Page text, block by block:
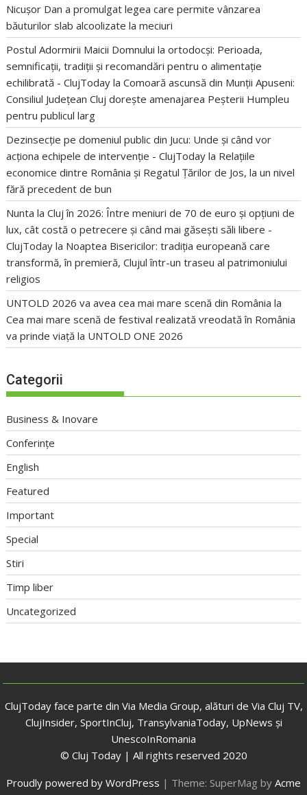
Nicușor Dan a promulgat legea care permite vânzarea
băuturilor slab alcoolizate la meciuri
Postul Adormirii Maicii Domnului la ortodocși: Perioada,
semnificații, tradiții și recomandări pentru o alimentație
echilibrată - ClujToday laComoară ascunsă din Munții Apuseni:
Consiliul Județean Cluj dorește amenajarea Peșterii Humpleu
pentru publicul larg
Dezinsecție pe domeniul public din Jucu: Unde și când vor
acționa echipele de intervenție - ClujToday la Relațiile
economice dintre România și Regatul Țărilor de Jos, la un nivel
fără precedent de bun
Nunta la Cluj în 2026: Între meniuri de 70 de euro și opțiuni de
lux, cât costă o petrecere și când mai găsești săli libere -
ClujToday la Noaptea Bisericilor: tradiția europeană care
transformă, în premieră, Clujul într-un traseu al patrimoniului
religios
UNTOLD 2026 va avea cea mai mare scenă din România la
Cea mai mare scenă de festival realizată vreodată în România
va prinde viață la UNTOLD ONE 2026
Categorii
Business & Inovare
Conferințe
English
Featured
Important
Special
Stiri
Timp liber
Uncategorized
ClujToday face parte din Via Media Group, alături de Via Cluj TV,
ClujInsider, SportInCluj, TransylvaniaToday, UpNews și
UnescoInRomania
© Cluj Today | All rights reserved 2020
Proudly powered by WordPress | Theme: SuperMag by Acme